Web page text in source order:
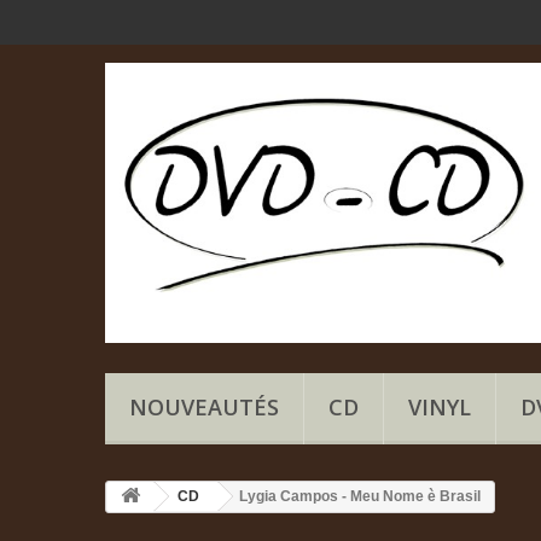
NOUVEAUTÉS CD VINYL
CD Lygia Campos - Meu Nome è Brasil